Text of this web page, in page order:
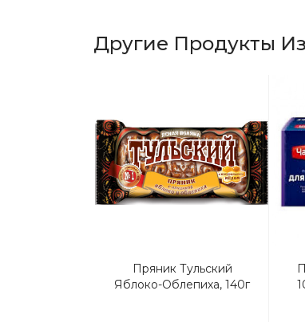
Другие Продукты
Пряник Тульский
Яблоко-Облепиха, 140г